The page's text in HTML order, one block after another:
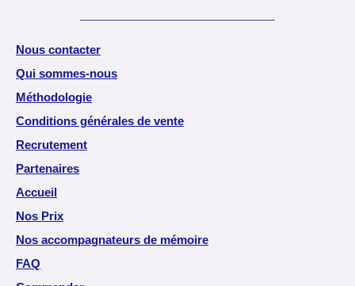
Nous contacter
Qui sommes-nous
Méthodologie
Conditions générales de vente
Recrutement
Partenaires
Accueil
Nos Prix
Nos accompagnateurs de mémoire
FAQ